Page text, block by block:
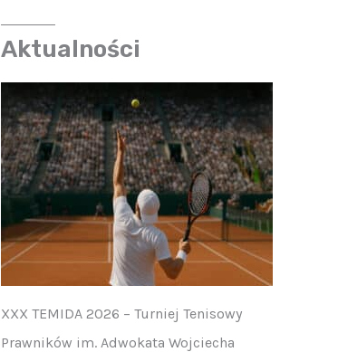
Aktualności
XXX TEMIDA 2026 – Turniej Tenisowy
Prawników im. Adwokata Wojciecha